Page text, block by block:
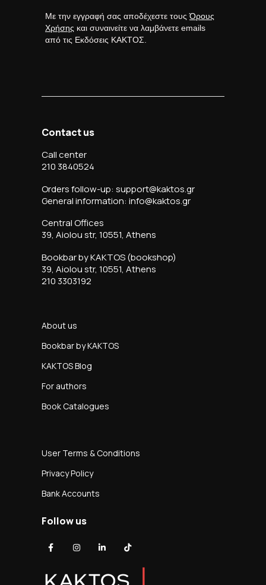
Με την εγγραφή σας αποδέχεστε τουςΌρους
Χρήσης και συναινείτε να λαμβάνετε emails
από τις Εκδόσεις ΚΑΚΤΟΣ.
Contact us
Call center
210 3840524
Orders follow-up: support@kaktos.gr
General information: info@kaktos.gr
Central Offices
39, Aiolou str, 10551, Athens
Bookbar by KAKTOS (bookshop)
39, Aiolou str, 10551, Athens
210 3303192
About us
Bookbar by KAKTOS
KAKTOS Blog
For authors
Book Catalogues
User Terms & Conditions
Privacy Policy
Bank Accounts
Follow us